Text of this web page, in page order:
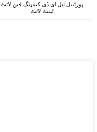
پورٹیبل ایل ای ڈی کیمپنگ فین لائٹ
ٹینٹ لائٹ